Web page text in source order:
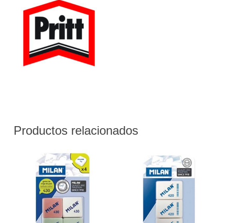
Productos relacionados